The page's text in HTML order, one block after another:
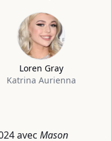
Loren Gray
Katrina Aurienna
avec Mason